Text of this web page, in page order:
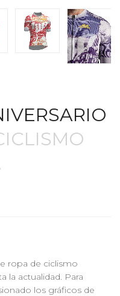
ropa de ciclismo
la actualidad. Para
los gráficos de